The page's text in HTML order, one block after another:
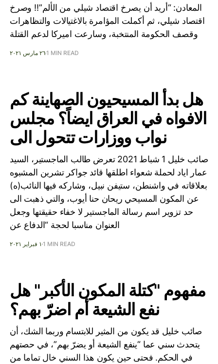
المعادن: “أريد أن يصرخ اقتصاد شيلي من الألم”!! وصرخ
اقتصاد شيلي، ثم أكملت المؤامرة بالاغتيالات والتظاهرات
وقصف الحكومة المنتخبة، وسارعت اميركا لدعم القتلة
٢٦ مارس ٢٠٢١1 MIN READ
هل بدأ المسيحيون الصهاينة كم
الافواه في العراق ايضاً؟ مجلس
نواب ووزارات تتحول الى
صائب خليل 1 شباط 2021 تعرض طالب الماجستير، السيد
عمار اياد لحملة شعواء اطلقها قائد جواكر تشرين المشبوه
بعلاقاته في واشنطن، ستيفن نبيل، وشاركه فيها النائب(ه)
عن المكون المسيحي ريحان حنا أيوب، والتي ذهبت الى
حد تزوير اسم رسالة الماجستير لا خفاء حقيقتها وجعل
العنوان مناسبا لحجة “الدفاع عن
١ فبراير ٢٠٢١ 1 MIN READ
مفهوم "كتلة المكون الأكبر" هل
نفع الشيعة أم اضرّ بهم؟
صائب خليل قد يكون من المثير للابتسام وربما الشك، أن
يتحدث سني عما “ينفع الشيعة أو يضرّ بهم”، في حصتهم
في الحكم. فحتى حين يكون هذا السني خال تماما من